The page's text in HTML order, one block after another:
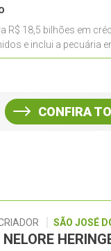
R$ 18,5 bilhões em
e inclui a pecuária
CONFIRA
SÃO JOSÉ